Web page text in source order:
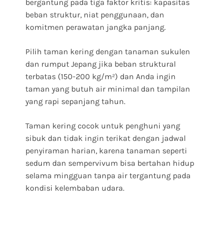
bergantung pada tiga faktor kritis: kapasitas
beban struktur, niat penggunaan, dan
komitmen perawatan jangka panjang.
Pilih taman kering dengan tanaman sukulen
dan rumput Jepang jika beban struktural
terbatas (150-200 kg/m²) dan Anda ingin
taman yang butuh air minimal dan tampilan
yang rapi sepanjang tahun.
Taman kering cocok untuk penghuni yang
sibuk dan tidak ingin terikat dengan jadwal
penyiraman harian, karena tanaman seperti
sedum dan sempervivum bisa bertahan hidup
selama mingguan tanpa air tergantung pada
kondisi kelembaban udara.